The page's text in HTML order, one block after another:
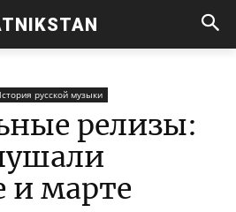
русской музыки
релизы:
и марте